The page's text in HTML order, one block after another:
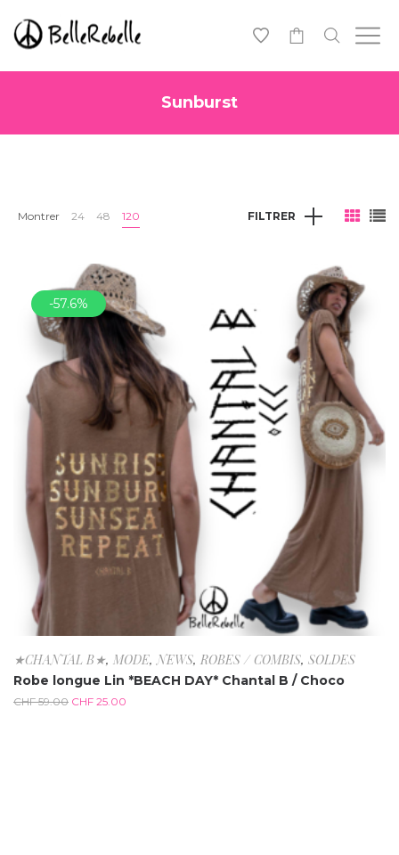
Sunburst
Montrer 24 48 120 FILTRER
-57.6%
★CHANTAL B★, MODE,NEWS, ROBES / COMBIS, SOLDES
Robe longue Lin *BEACH DAY* Chantal B / Choco
CHF59.00 CHF 25.00